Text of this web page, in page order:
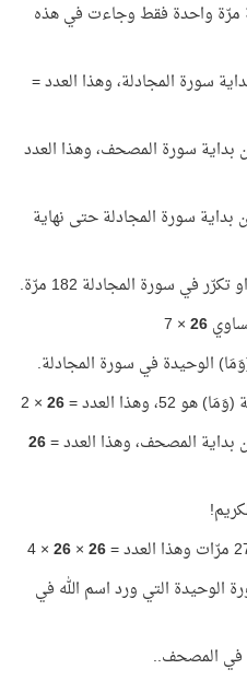
مرّة واحدة فقط وجاءت في هذه
(وَمَا) هي الكلمة رقم 70304 من بداية سورة المصحف، وهذا العدد
تكرّرت 182 مرّة من بداية سورة المجادلة حتى نهاية
في سورة المجادلة 182 مرّة.
26
× 7
العدد =
26
× 2
26
26
×
26
× 4
الوحيدة التي ورد اسم الله في
في المصحف..